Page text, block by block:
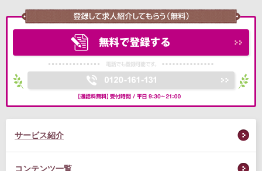
サービス紹介
コンテンツ一覧